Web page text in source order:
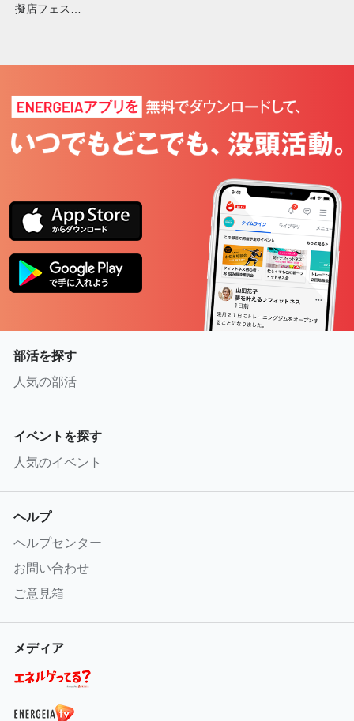
擬店フェスト
部活を探す
人気の部活
イベントを探す
人気のイベント
ヘルプ
ヘルプセンター
お問い合わせ
ご意見箱
メディア